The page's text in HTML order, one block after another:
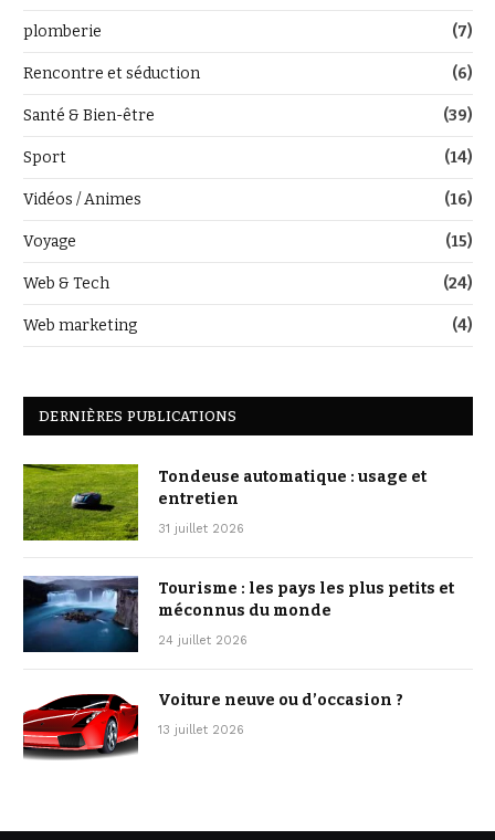
plomberie (7)
Rencontre et séduction (6)
Santé & Bien-être (39)
Sport (14)
Vidéos / Animes (16)
Voyage (15)
Web & Tech (24)
Web marketing (4)
DERNIÈRES PUBLICATIONS
Tondeuse automatique : usage et
entretien
31 juillet 2026
Tourisme : les pays les plus petits et
méconnus du monde
24 juillet 2026
Voiture neuve ou d’occasion ?
13 juillet 2026